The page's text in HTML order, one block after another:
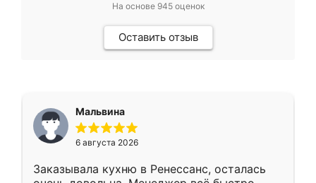
На основе 945оценок
Оставить отзыв
Мальвина
6 августа 2026
Заказывала кухню в Ренессанс, осталась